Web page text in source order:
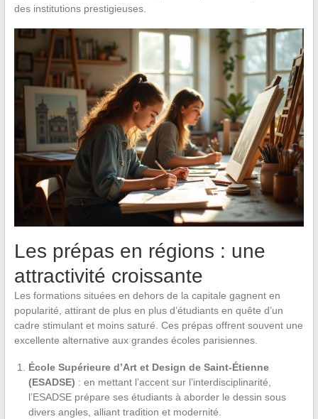
des institutions prestigieuses.
Les prépas en régions : une
attractivité croissante
Les formations situées en dehors de la capitale gagnent en
popularité, attirant de plus en plus d’étudiants en quête d’un
cadre stimulant et moins saturé. Ces prépas offrent souvent une
excellente alternative aux grandes écoles parisiennes.
École Supérieure d’Art et Design de Saint-Étienne
(ESADSE) : en mettant l’accent sur l’interdisciplinarité,
l’ESADSE prépare ses étudiants à aborder le dessin sous
divers angles, alliant tradition et modernité.